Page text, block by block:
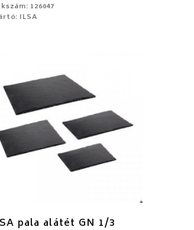
126047
ILSA
pala alátét GN 1/3